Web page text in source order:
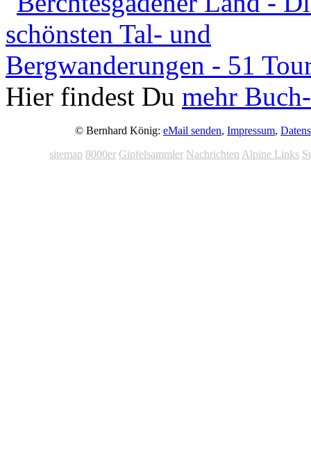
Hier findest Du mehr
© Bernhard König: eMail senden, Impressum,
sitemap 8000er Gipfelsammler Nachrichten Alpine Links